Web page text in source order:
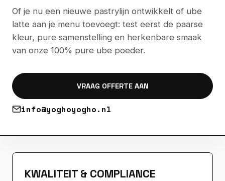
Of je nu een nieuwe pastrylijn ontwikkelt of ube
latte aan je menu toevoegt: test eerst de paarse
kleur, pure samenstelling en herkenbare smaak
van onze 100% pure ube poeder.
VRAAG OFFERTE AAN
info@yoghoyogho.nl
KWALITEIT & COMPLIANCE